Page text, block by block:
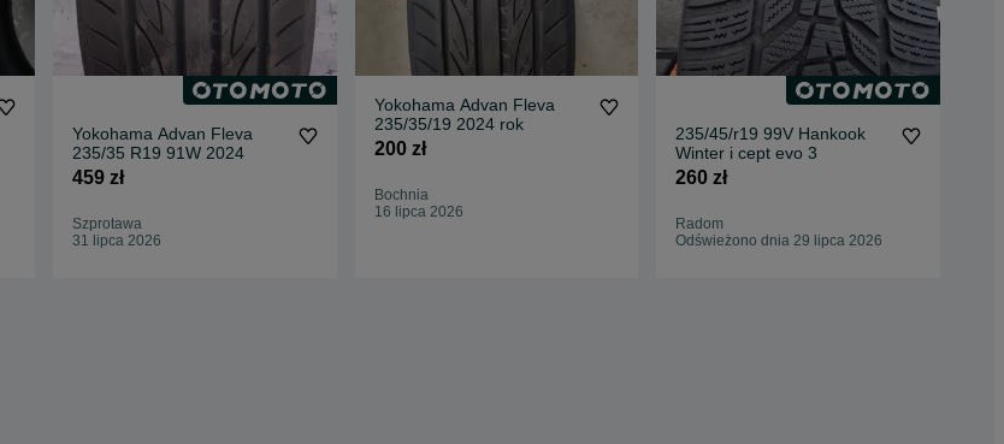
Yokohama Advan Fleva
235/35 R19 91W 2024
459 zł
Szprotawa
31 lipca 2026
Yokohama Advan Fleva
235/35/19 2024 rok
200 zł
Bochnia
16 lipca 2026
235/45/r19 99V Hankook
Winter i cept evo 3
260 zł
Radom
Odświeżono dnia 29 lipca 2026